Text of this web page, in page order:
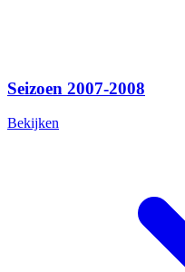
Seizoen 2007-2008
Bekijken